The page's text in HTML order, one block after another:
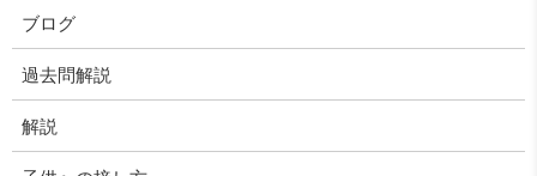
ブログ
過去問解説
解説